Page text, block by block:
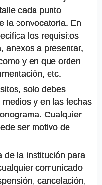
cada punto
la convocatoria. En
los requisitos
anexos a presentar,
y en que orden
etc.
solo debes
y en las fechas
Cualquier
ser motivo de
de la institución para
comunicado
cancelación,